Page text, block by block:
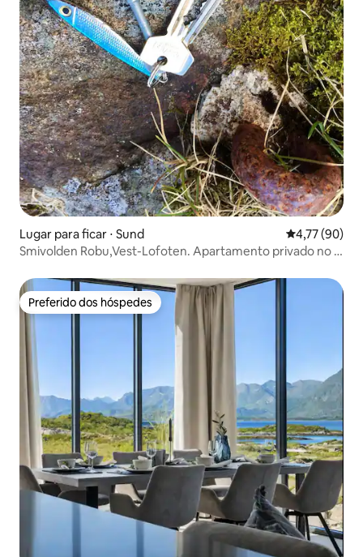
Lugar para ficar ⋅ Sund 4,77 de uma
4,77 (90)
Smivolden Robu,Vest-Lofoten. Apartamento privado no 1º
Preferido dos hóspedes
Preferido dos hóspedes